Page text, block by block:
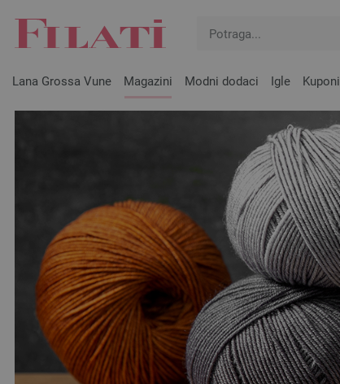
Lana Grossa Vune Magazini Modni dodaci Igle Kuponi